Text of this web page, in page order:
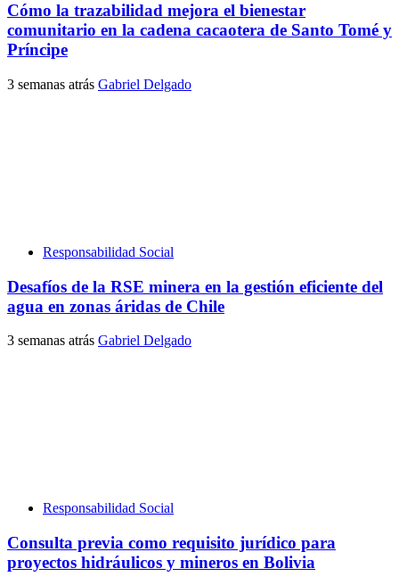
Cómo la trazabilidad mejora el bienestar
comunitario en la cadena cacaotera de Santo Tomé y
Príncipe
3 semanas atrás Gabriel Delgado
Responsabilidad Social
Desafíos de la RSE minera en la gestión eficiente del
agua en zonas áridas de Chile
3 semanas atrás Gabriel Delgado
Responsabilidad Social
Consulta previa como requisito jurídico para
proyectos hidráulicos y mineros en Bolivia